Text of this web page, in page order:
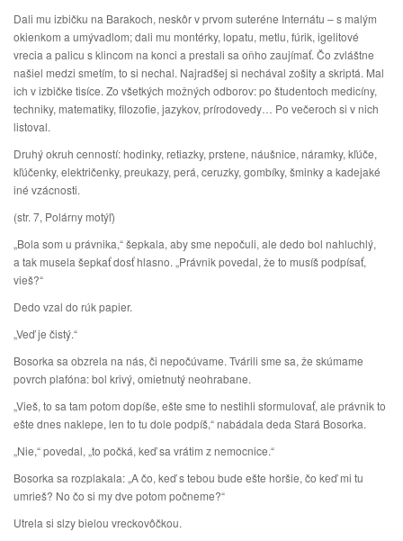
Dali mu izbičku na Barakoch, neskôr v prvom suteréne Internátu – s malým
okienkom a umývadlom; dali mu montérky, lopatu, metlu, fúrik, igelitové
vrecia a palicu s klincom na konci a prestali sa oňho zaujímať. Čo zvláštne
našiel medzi smetím, to si nechal. Najradšej si nechával zošity a skriptá. Mal
ich v izbičke tisíce. Zo všetkých možných odborov: po študentoch medicíny,
techniky, matematiky, filozofie, jazykov, prírodovedy… Po večeroch si v nich
listoval.
Druhý okruh cenností: hodinky, retiazky, prstene, náušnice, náramky, kľúče,
kľúčenky, električenky, preukazy, perá, ceruzky, gombíky, šminky a kadejaké
iné vzácnosti.
(str. 7, Polárny motýľ)
„Bola som u právnika,“ šepkala, aby sme nepočuli, ale dedo bol nahluchlý,
a tak musela šepkať dosť hlasno. „Právnik povedal, že to musíš podpísať,
vieš?“
Dedo vzal do rúk papier.
„Veď je čistý.“
Bosorka sa obzrela na nás, či nepočúvame. Tvárili sme sa, že skúmame
povrch plafóna: bol krivý, omietnutý neohrabane.
„Vieš, to sa tam potom dopíše, ešte sme to nestihli sformulovať, ale právnik to
ešte dnes naklepe, len to tu dole podpíš,“ nabádala deda Stará Bosorka.
„Nie,“ povedal, „to počká, keď sa vrátim z nemocnice.“
Bosorka sa rozplakala: „A čo, keď s tebou bude ešte horšie, čo keď mi tu
umrieš? No čo si my dve potom počneme?“
Utrela si slzy bielou vreckovôčkou.